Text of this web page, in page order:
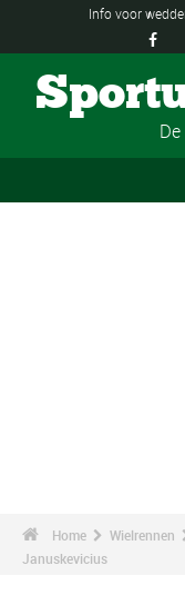
Info voor

Home Wielrennen
Januskevicius